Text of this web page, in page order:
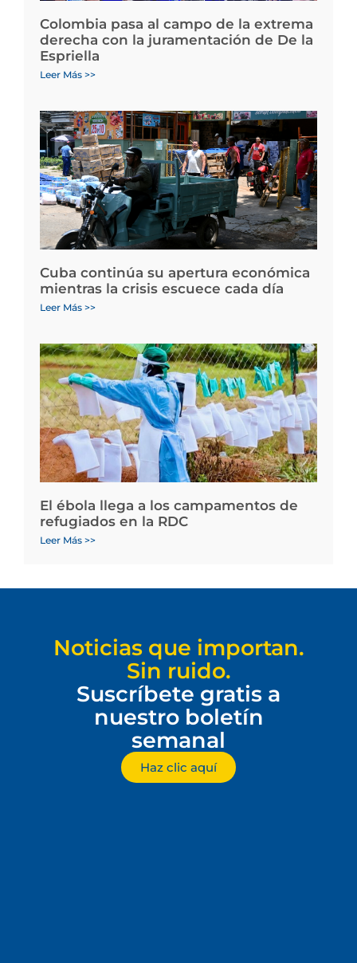
Colombia pasa al campo de la extrema
derecha con la juramentación de De la
Espriella
Leer Más >>
Cuba continúa su apertura económica
mientras la crisis escuece cada día
Leer Más >>
El ébola llega a los campamentos de
refugiados en la RDC
Leer Más >>
Noticias que importan.
Sin ruido.
Suscríbete gratis a
nuestro boletín
semanal
Haz clic aquí